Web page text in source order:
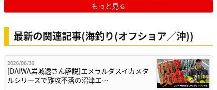
もっと見る
最新の関連記事(海釣り(オフショア／沖))
2026/06/30
[DAIWA岩城透さん解説]エメラルダスイカメタ
ルシリーズで難攻不落の沼津エ…